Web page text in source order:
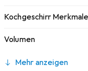
Kochgeschirr Merkmale
Volumen
Mehr anzeigen